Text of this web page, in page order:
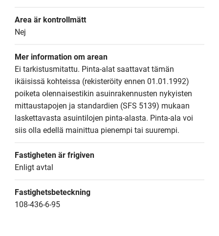
Area är kontrollmätt
Nej
Mer information om arean
Ei tarkistusmitattu. Pinta-alat saattavat tämän
ikäisissä kohteissa (rekisteröity ennen 01.01.1992)
poiketa olennaisestikin asuinrakennusten nykyisten
mittaustapojen ja standardien (SFS 5139) mukaan
laskettavasta asuintilojen pinta-alasta. Pinta-ala voi
siis olla edellä mainittua pienempi tai suurempi.
Fastigheten är frigiven
Enligt avtal
Fastighetsbeteckning
108-436-6-95